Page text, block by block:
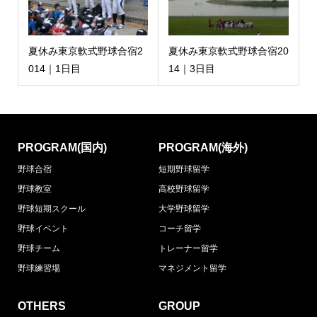
夏休み東京軟式野球合宿2
014｜1日目
夏休み東京軟式野球合宿20
14｜3日目
PROGRAM(国内)
野球合宿
野球教室
野球短期スクール
野球イベント
野球チーム
野球練習場
PROGRAM(海外)
短期野球留学
高校野球留学
大学野球留学
コーチ留学
トレーナー留学
マネジメント留学
OTHERS GROUP